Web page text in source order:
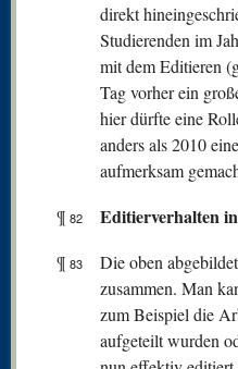
direkt
Studierenden im
mit dem Editieren
Tag vorher ein
hier dürfte eine
anders als 2010
aufmerksam
¶ 82 Editierverhalten
¶ 83
Die oben
zusammen. Man
zum Beispiel die
aufgeteilt wurden